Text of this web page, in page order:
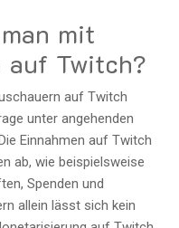
mit
auf Twitch?
auf Twitch
unter angehenden
Einnahmen auf Twitch
ab, wie beispielsweise
Spenden und
allein lässt sich kein